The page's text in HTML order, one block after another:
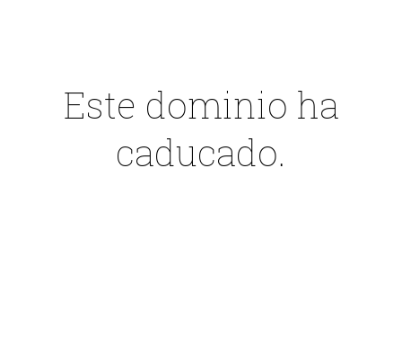
Este dominio ha
caducado.